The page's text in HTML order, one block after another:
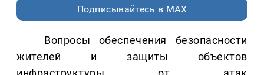
Подписывайтесь в MAX
Вопросы обеспечения безопасности
жителей и защиты объектов